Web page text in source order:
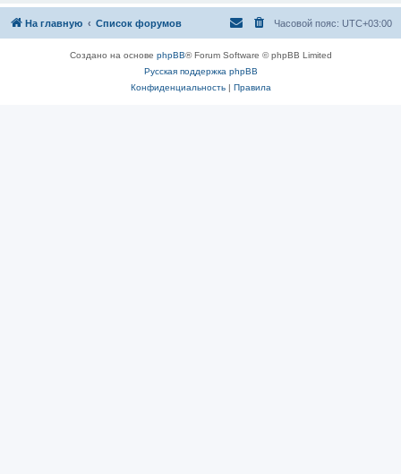
На главную Список форумов Часовой пояс: UTC+03:00
Создано на основе phpBB® Forum Software © phpBB Limited
Русская поддержка phpBB
Конфиденциальность| Правила